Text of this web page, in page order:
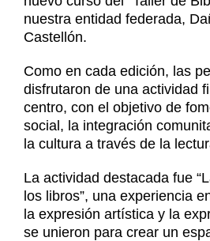
Contacto
nuestra entidad federada,
Castellón.
Como en cada edición, las
disfrutaron de una actividad
centro, con el objetivo de
social, la integración
la cultura a través de la
La actividad destacada fue
los libros”, una experiencia
la expresión artística y la
se unieron para crear un